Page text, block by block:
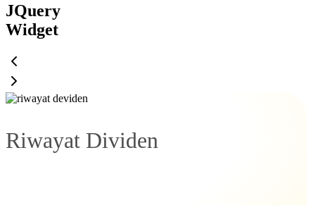
JQuery
Widget
Riwayat Dividen